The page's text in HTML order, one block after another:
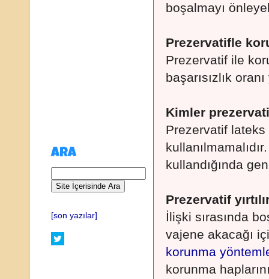
boşalmayı
Prezervatifle
Prezervatif ile
başarısızlık
Kimler
Prezervatif
kullandığında
Prezervatif
İlişki sırasında
vajene akacağı
korunma
korunma
ARA
[son yazılar]